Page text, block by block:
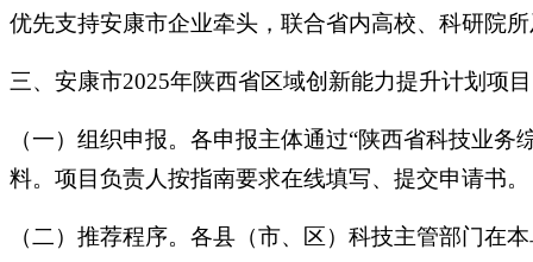
优先支持安康市企业牵头，联合省内高校、科研院
三、安康市2025年陕西省区域创新能力提升计划项
（一）组织申报。各申报主体通过“陕西省科技业
料。项目负责人按指南要求在线填写、提交申请书。
（二）推荐程序。各县（市、区）科技主管部门在